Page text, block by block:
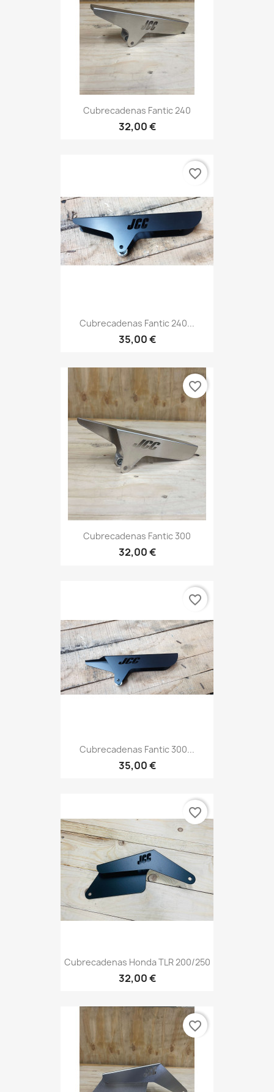
Cubrecadenas Fantic 240
32,00 €
Cubrecadenas Fantic 240...
35,00 €
favorite_border
Cubrecadenas Fantic 300
32,00 €
favorite_border
Cubrecadenas Fantic 300...
35,00 €
favorite_border
Cubrecadenas Honda TLR 200/250
32,00 €
favorite_border
favorite_border